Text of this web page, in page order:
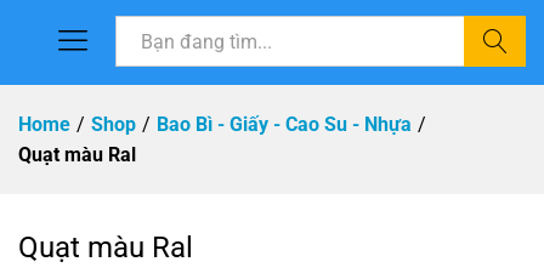
Tìm
Home / Shop / Bao Bì - Giấy - Cao Su - Nhựa /
Quạt màu Ral
Quạt màu Ral